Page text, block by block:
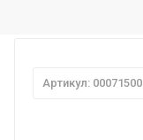
Артикул: 00071500